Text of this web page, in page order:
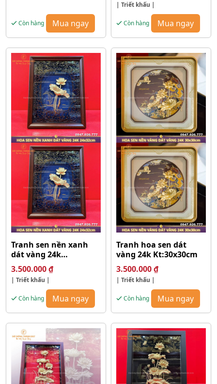
Còn hàng Mua ngay
| Triết khấu |
Còn hàng Mua ngay
Tranh sen nền xanh
dát vàng 24k
Kt:24x32cm
3.500.000₫
| Triết khấu |
Còn hàng Mua ngay
Tranh hoa sen dát
vàng 24k Kt:30x30cm
3.500.000₫
| Triết khấu |
Còn hàng Mua ngay